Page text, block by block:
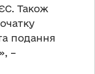
Також
подання
–